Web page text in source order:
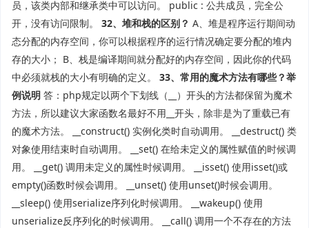
员，该类内部和继承类中可以访问。 public : 公共成员，完全公
开，没有访问限制。 32、堆和栈的区别？ A、堆是程序运行期间动
态分配的内存空间，你可以根据程序的运行情况确定要分配的堆内
存的大小； B、栈是编译期间就分配好的内存空间，因此你的代码
中必须就栈的大小有明确的定义。 33、常用的魔术方法有哪些？举
例说明 答：php规定以两个下划线（__）开头的方法都保留为魔术
方法，所以建议大家函数名最好不用__开头，除非是为了重载已有
的魔术方法。 __construct() 实例化类时自动调用。 __destruct() 类
对象使用结束时自动调用。 __set() 在给未定义的属性赋值的时候调
用。 __get() 调用未定义的属性时候调用。 __isset() 使用isset()或
empty()函数时候会调用。 __unset() 使用unset()时候会调用。
__sleep() 使用serialize序列化时候调用。 __wakeup() 使用
unserialize反序列化的时候调用。 __call() 调用一个不存在的方法